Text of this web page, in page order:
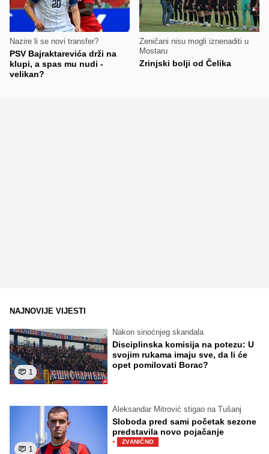
Nazire li se novi transfer?
PSV Bajraktarevića drži na
klupi, a spas mu nudi -
velikan?
Zeničani nisu mogli iznenaditi u
Mostaru
Zrinjski bolji od Čelika
NAJNOVIJE VIJESTI
1
Nakon sinoćnjeg skandala
Disciplinska komisija na potezu: U
svojim rukama imaju sve, da li će
opet pomilovati Borac?
1
Aleksandar Mitrović stigao na Tušanj
Sloboda pred sami početak sezone
predstavila novo pojačanje
· ZVANIČNO